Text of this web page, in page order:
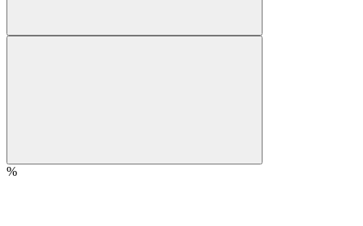
%